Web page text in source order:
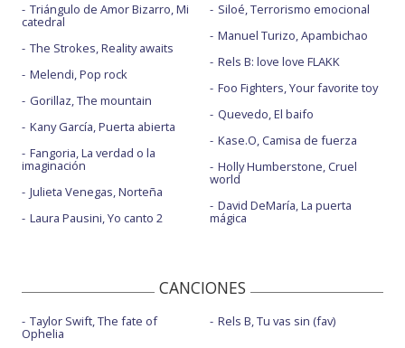
Triángulo de Amor Bizarro, Mi
catedral
The Strokes, Reality awaits
Melendi, Pop rock
Gorillaz, The mountain
Kany García, Puerta abierta
Fangoria, La verdad o la
imaginación
Julieta Venegas, Norteña
Laura Pausini, Yo canto 2
Siloé, Terrorismo emocional
Manuel Turizo, Apambichao
Rels B: love love FLAKK
Foo Fighters, Your favorite toy
Quevedo, El baifo
Kase.O, Camisa de fuerza
Holly Humberstone, Cruel
world
David DeMaría, La puerta
mágica
CANCIONES
Taylor Swift, The fate of
Ophelia
Rels B, Tu vas sin (fav)